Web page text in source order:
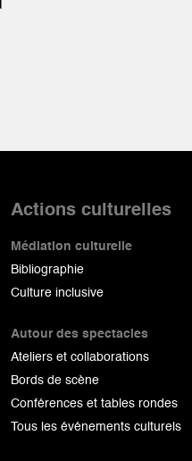
Actions culturelles
Médiation culturelle
Bibliographie
Culture inclusive
Autour des spectacles
Ateliers et collaborations
Bords de scène
Conférences et tables rondes
Tous les événements culturels